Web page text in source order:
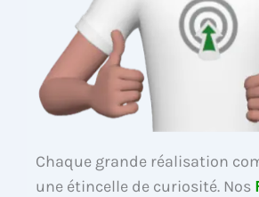
Chaque grande réalisation
une étincelle de curiosité. Nos